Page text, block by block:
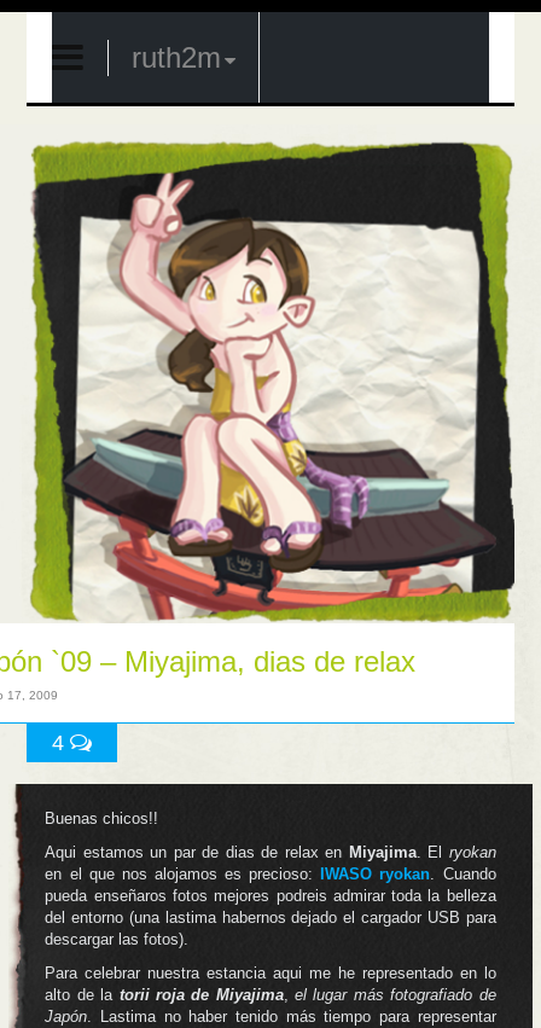
ruth2m
`09 – Miyajima, dias de relax
17, 2009
4
Buenas chicos!!
Aqui estamos un par de dias de relax en Miyajima. El ryokan
en el que nos alojamos es precioso:
IWASO ryokan. Cuando
pueda enseñaros fotos mejores podreis admirar toda la belleza
del entorno (una lastima habernos dejado el cargador USB para
descargar las fotos).
Para celebrar nuestra estancia aqui me he representado en lo
alto de la torii roja de Miyajima,el lugar más fotografiado de
Japón. Lastima no haber tenido más tiempo para representar